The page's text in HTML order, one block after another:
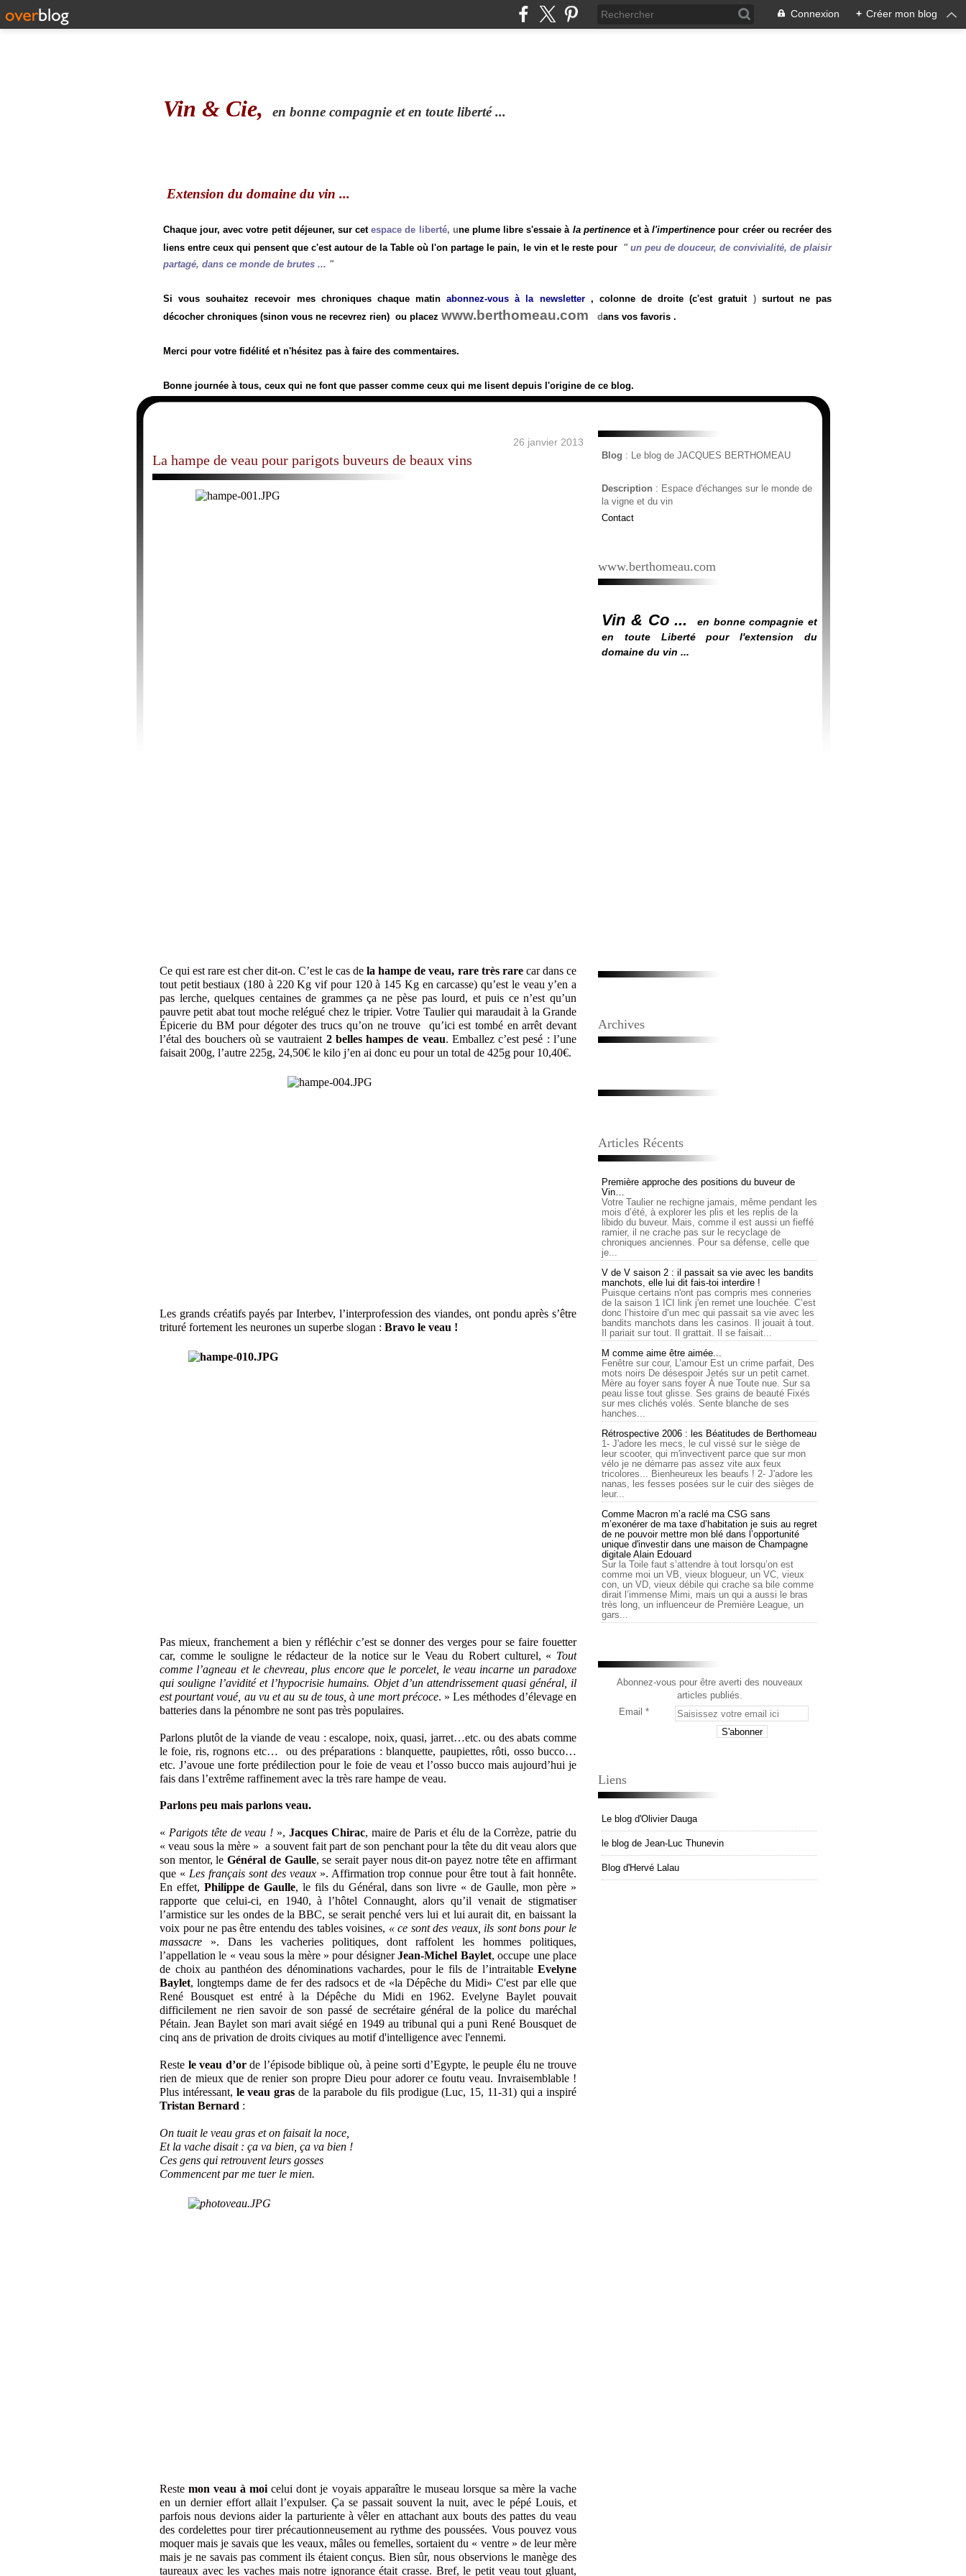
Connexion + Créer mon blog
Vin & Cie, en bonne compagnie et en toute liberté ...
Extension du domaine du vin ...
Chaque jour, avec votre petit déjeuner, sur cetespace de liberté, une plume libre s'essaie à la pertinenceet àl'impertinence pour créer ou recréer des
liens entre ceux qui pensent que c'est autour de la Table où l'on partage le pain, le vin et le reste pour "un peu de douceur, de convivialité, de plaisir
partagé, dans ce monde de brutes ... "
Si vous souhaitez recevoir mes chroniques chaque matinabonnez-vous à la newsletter, colonne de droite (c'est gratuit) surtout ne pas
décocher chroniques (sinon vous ne recevrez rien) ou placez www.berthomeau.com dans vos favoris .
Merci pour votre fidélité et n'hésitez pas à faire des commentaires.
Bonne journée à tous, ceux qui ne font que passer comme ceux qui me lisent depuis l'origine de ce blog.
26 janvier 2013
La hampe de veau pour parigots buveurs de beaux vins
Ce qui est rare est cher dit-on. C’est le cas dela hampe de veau, rare très rarecar dans ce
tout petit bestiaux (180 à 220 Kg vif pour 120 à 145 Kg en carcasse) qu’est le veau y’en a
pas lerche, quelques centaines de grammes ça ne pèse pas lourd, et puis ce n’est qu’un
pauvre petit abat tout moche relégué chez le tripier. Votre Taulier qui maraudait à la Grande
Épicerie du BM pour dégoter des trucs qu’on ne trouve qu’ici est tombé en arrêt devant
l’étal des bouchers où se vautraient 2 belles hampes de veau. Emballez c’est pesé : l’une
faisait 200g, l’autre 225g, 24,50€ le kilo j’en ai donc eu pour un total de 425g pour 10,40€.
Les grands créatifs payés par Interbev, l’interprofession des viandes, ont pondu après s’être
trituré fortement les neurones un superbe slogan : Bravo le veau !
Pas mieux, franchement a bien y réfléchir c’est se donner des verges pour se faire fouetter
car, comme le souligne le rédacteur de la notice sur le Veau du Robert culturel, « Tout
comme l’agneau et le chevreau, plus encore que le porcelet, le veau incarne un paradoxe
qui souligne l’avidité et l’hypocrisie humains. Objet d’un attendrissement quasi général, il
est pourtant voué, au vu et au su de tous, à une mort précoce. » Les méthodes d’élevage en
batteries dans la pénombre ne sont pas très populaires.
Parlons plutôt de la viande de veau : escalope, noix, quasi, jarret…etc. ou des abats comme
le foie, ris, rognons etc… ou des préparations : blanquette, paupiettes, rôti, osso bucco…
etc. J’avoue une forte prédilection pour le foie de veau et l’osso bucco mais aujourd’hui je
fais dans l’extrême raffinement avec la très rare hampe de veau.
Parlons peu mais parlons veau.
« Parigots tête de veau ! », Jacques Chirac, maire de Paris et élu de la Corrèze, patrie du
« veau sous la mère » a souvent fait part de son penchant pour la tête du dit veau alors que
son mentor, leGénéral de Gaulle, se serait payer nous dit-on payez notre tête en affirmant
que « Les français sont des veaux ». Affirmation trop connue pour être tout à fait honnête.
En effet, Philippe de Gaulle, le fils du Général, dans son livre « de Gaulle, mon père »
rapporte que celui-ci, en 1940, à l’hôtel Connaught, alors qu’il venait de stigmatiser
l’armistice sur les ondes de la BBC, se serait penché vers lui et lui aurait dit, en baissant la
voix pour ne pas être entendu des tables voisines, « ce sont des veaux, ils sont bons pour le
massacre ». Dans les vacheries politiques, dont raffolent les hommes politiques,
l’appellation le « veau sous la mère » pour désignerJean-Michel Baylet, occupe une place
de choix au panthéon des dénominations vachardes, pour le fils de l’intraitable Evelyne
Baylet, longtemps dame de fer des radsocs et de «la Dépêche du Midi» C'est par elle que
René Bousquet est entré à la Dépêche du Midi en 1962. Evelyne Baylet pouvait
difficilement ne rien savoir de son passé de secrétaire général de la police du maréchal
Pétain. Jean Baylet son mari avait siégé en 1949 au tribunal qui a puni René Bousquet de
cinq ans de privation de droits civiques au motif d'intelligence avec l'ennemi.
Reste le veau d’orde l’épisode biblique où, à peine sorti d’Egypte, le peuple élu ne trouve
rien de mieux que de renier son propre Dieu pour adorer ce foutu veau. Invraisemblable !
Plus intéressant, le veau gras de la parabole du fils prodigue (Luc, 15, 11-31) qui a inspiré
Tristan Bernard :
On tuait le veau gras et on faisait la noce,
Et la vache disait : ça va bien, ça va bien !
Ces gens qui retrouvent leurs gosses
Commencent par me tuer le mien.
Restemon veau à moi celui dont je voyais apparaître le museau lorsque sa mère la vache
en un dernier effort allait l’expulser. Ça se passait souvent la nuit, avec le pépé Louis, et
parfois nous devions aider la parturiente à vêler en attachant aux bouts des pattes du veau
des cordelettes pour tirer précautionneusement au rythme des poussées. Vous pouvez vous
moquer mais je savais que les veaux, mâles ou femelles, sortaient du « ventre » de leur mère
mais je ne savais pas comment ils étaient conçus. Bien sûr, nous observions le manège des
taureaux avec les vaches mais notre ignorance était crasse. Bref, le petit veau tout gluant,
Blog : Le blog de JACQUES BERTHOMEAU
Description : Espace d'échanges sur le monde de
la vigne et du vin
Contact
www.berthomeau.com
Vin & Co ...
en bonne compagnie et
en toute Liberté pour l'extension du
domaine du vin ...
Archives
Articles Récents
Première approche des positions du buveur de
Vin…
Votre Taulier ne rechigne jamais, même pendant les
mois d’été, à explorer les plis et les replis de la
libido du buveur. Mais, comme il est aussi un fieffé
ramier, il ne crache pas sur le recyclage de
chroniques anciennes. Pour sa défense, celle que
je...
V de V saison 2 : il passait sa vie avec les bandits
manchots, elle lui dit fais-toi interdire !
Puisque certains n'ont pas compris mes conneries
de la saison 1 ICI link j'en remet une louchée. C’est
donc l’histoire d’un mec qui passait sa vie avec les
bandits manchots dans les casinos. Il jouait à tout.
Il pariait sur tout. Il grattait. Il se faisait...
M comme aime être aimée...
Fenêtre sur cour, L’amour Est un crime parfait, Des
mots noirs De désespoir Jetés sur un petit carnet.
Mère au foyer sans foyer À nue Toute nue. Sur sa
peau lisse tout glisse. Ses grains de beauté Fixés
sur mes clichés volés. Sente blanche de ses
hanches...
Rétrospective 2006 : les Béatitudes de Berthomeau
1- J'adore les mecs, le cul vissé sur le siège de
leur scooter, qui m'invectivent parce que sur mon
vélo je ne démarre pas assez vite aux feux
tricolores... Bienheureux les beaufs ! 2- J'adore les
nanas, les fesses posées sur le cuir des sièges de
leur...
Comme Macron m’a raclé ma CSG sans
m’exonérer de ma taxe d’habitation je suis au regret
de ne pouvoir mettre mon blé dans l’opportunité
unique d'investir dans une maison de Champagne
digitale Alain Edouard
Sur la Toile faut s’attendre à tout lorsqu’on est
comme moi un VB, vieux blogueur, un VC, vieux
con, un VD, vieux débile qui crache sa bile comme
dirait l’immense Mimi, mais un qui a aussi le bras
très long, un influenceur de Première League, un
gars...
Abonnez-vous pour être averti des nouveaux
articles publiés.
Email
Liens
Le blog d'Olivier Dauga
le blog de Jean-Luc Thunevin
Blog d'Hervé Lalau